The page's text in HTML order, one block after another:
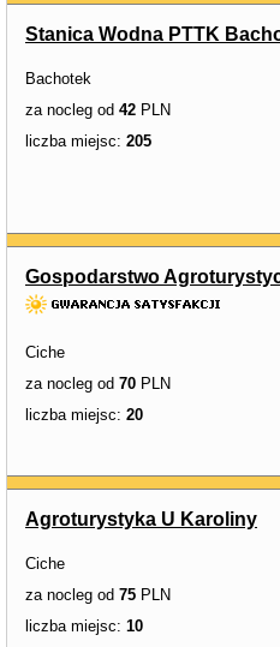
Stanica Wodna PTTK
Bachotek
za nocleg od 42 PLN
liczba miejsc: 205
Gospodarstwo
Ciche
za nocleg od 70 PLN
liczba miejsc: 20
Agroturystyka U Karoliny
Ciche
za nocleg od 75 PLN
liczba miejsc: 10